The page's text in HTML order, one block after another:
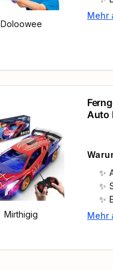
Doloowee
Mehr
Mirthigig
Auto
Mehr